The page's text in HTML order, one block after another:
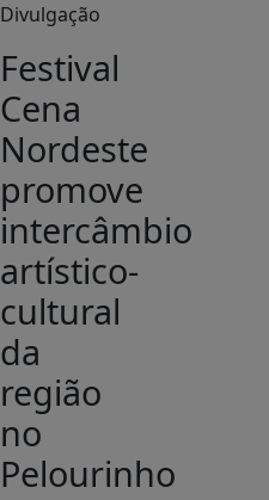
Divulgação
Festival
Cena
Nordeste
promove
intercâmbio
artístico-
cultural
da
região
no
Pelourinho